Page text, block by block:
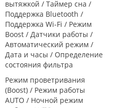
вытяжкой / Таймер сна /
Поддержка Bluetooth /
Поддержка Wi-Fi / Режим
Boost / Датчики работы /
Автоматический режим /
Дата и часы / Определение
состояния фильтра
Режим проветривания
(Boost) / Режим работы
AUTO / Ночной режим